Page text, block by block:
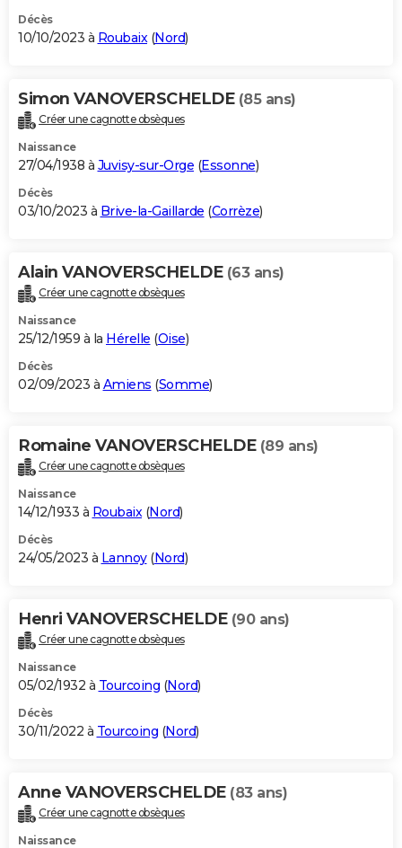
Décès
10/10/2023 à Roubaix(Nord)
Simon VANOVERSCHELDE (85 ans)
Créer une cagnotte obsèques
Naissance
27/04/1938 à Juvisy-sur-Orge (Essonne)
Décès
03/10/2023 à Brive-la-Gaillarde (Corrèze)
Alain VANOVERSCHELDE (63 ans)
Créer une cagnotte obsèques
Naissance
25/12/1959 à la Hérelle (Oise)
Décès
02/09/2023 à Amiens (Somme)
Romaine VANOVERSCHELDE (89 ans)
Créer une cagnotte obsèques
Naissance
14/12/1933 à Roubaix(Nord)
Décès
24/05/2023 à Lannoy(Nord)
Henri VANOVERSCHELDE (90 ans)
Créer une cagnotte obsèques
Naissance
05/02/1932 à Tourcoing (Nord)
Décès
30/11/2022 à Tourcoing (Nord)
Anne VANOVERSCHELDE (83 ans)
Créer une cagnotte obsèques
Naissance